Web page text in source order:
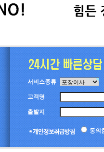
서비스종류
고객명
출발지
동의